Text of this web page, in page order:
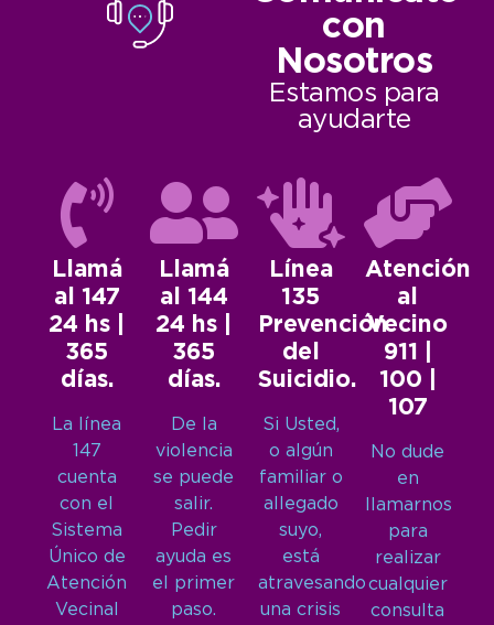
con
Nosotros
Estamos para
ayudarte
Llamá
al 147
24 hs |
365
días.
La línea
147
cuenta
con el
Sistema
Único de
Atención
Vecinal
Llamá
al 144
24 hs |
365
días.
De la
violencia
se puede
salir.
Pedir
ayuda es
el primer
paso.
Línea
135
Prevención
del
Suicidio.
Si Usted,
o algún
familiar o
allegado
suyo,
está
atravesando
una crisis
Atención
al
Vecino
911 |
100 |
107
No dude
en
llamarnos
para
realizar
cualquier
consulta